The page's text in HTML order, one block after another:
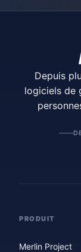
Depuis
logiciels de
PRODUIT
Merlin Project